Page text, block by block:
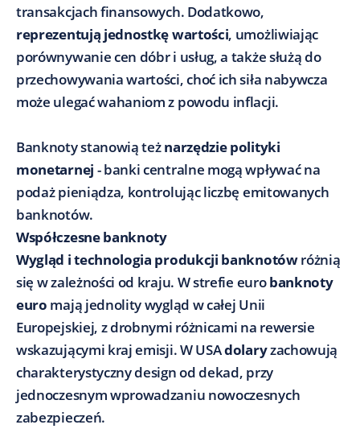
transakcjach finansowych. Dodatkowo,
reprezentują jednostkę wartości, umożliwiając
porównywanie cen dóbr i usług, a także służą do
przechowywania wartości, choć ich siła nabywcza
może ulegać wahaniom z powodu inflacji.
Banknoty stanowią teżnarzędzie polityki
monetarnej - banki centralne mogą wpływać na
podaż pieniądza, kontrolując liczbę emitowanych
banknotów.
Współczesne banknoty
Wygląd i technologia produkcji banknotówróżnią
się w zależności od kraju. W strefie eurobanknoty
euro mają jednolity wygląd w całej Unii
Europejskiej, z drobnymi różnicami na rewersie
wskazującymi kraj emisji. W USAdolaryzachowują
charakterystyczny design od dekad, przy
jednoczesnym wprowadzaniu nowoczesnych
zabezpieczeń.